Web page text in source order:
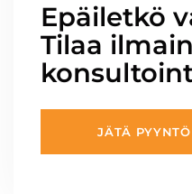
Epäiletkö
Tilaa
JÄTÄ PYYNTÖ